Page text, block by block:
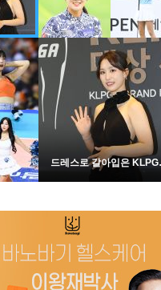
스
스포츠 포토
더보기
드